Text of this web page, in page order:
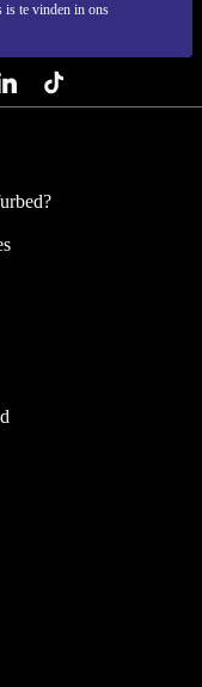
is te vinden in ons